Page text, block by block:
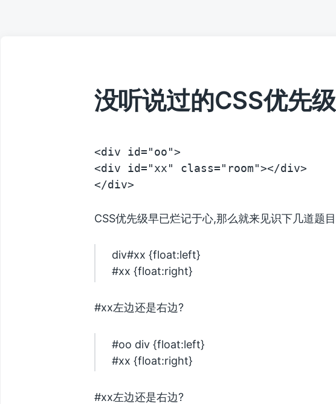
没听说过的CSS优先级
<div id="oo">
<div id="xx" class="room"></div>
</div>
CSS优先级早已烂记于心,那么就来见识下几道题目
div#xx {float:left}
#xx {float:right}
#xx左边还是右边?
#oo div {float:left}
#xx {float:right}
#xx左边还是右边?